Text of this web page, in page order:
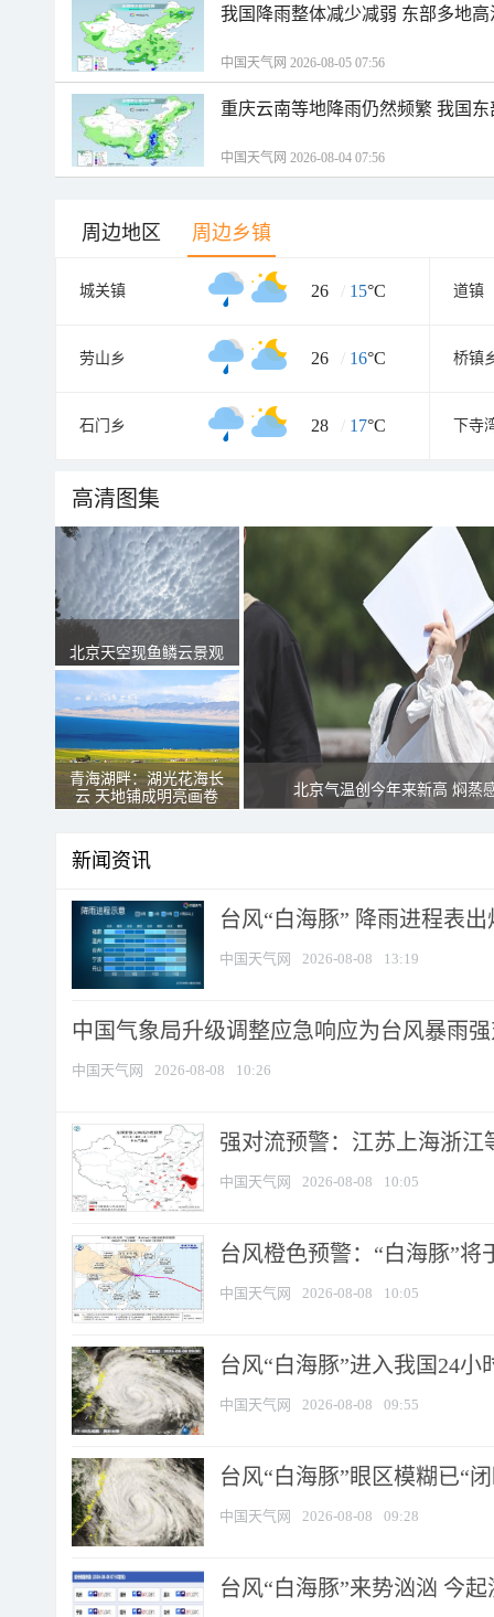
我国降雨整体减少减弱 东部多地
中国天气网 2026-08-05 07:56
重庆云南等地降雨仍然频繁 我国
中国天气网 2026-08-04 07:56
周边地区 周边乡镇
城关镇 26 / 15°C 道镇
劳山乡 26 / 16°C 桥镇
石门乡 28 / 17°C 下寺
高清图集
北京天空现鱼鳞云景观
青海湖畔：湖光花海长
云 天地铺成明亮画卷
北京气温创今年来新高 焖蒸
新闻资讯
台风“白海豚” 降雨进程表
中国天气网 2026-08-08 13:19
中国气象局升级调整应急响应为台风暴雨
中国天气网 2026-08-08 10:26
强对流预警：江苏上海浙江
中国天气网 2026-08-08 10:05
台风橙色预警：“白海豚”将
中国天气网 2026-08-08 10:05
台风“白海豚”进入我国24
中国天气网 2026-08-08 09:55
台风“白海豚”眼区模糊已“
中国天气网 2026-08-08 09:28
台风“白海豚”来势汹汹 今